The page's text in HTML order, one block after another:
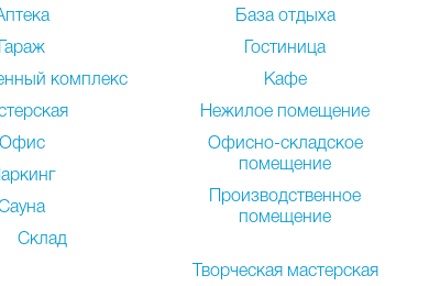
База отдыха
Гараж Гостиница
комплекс Кафе
Нежилое помещение
Офис
Офисно-складское
помещение
Производственное
помещение
Склад
Творческая мастерская